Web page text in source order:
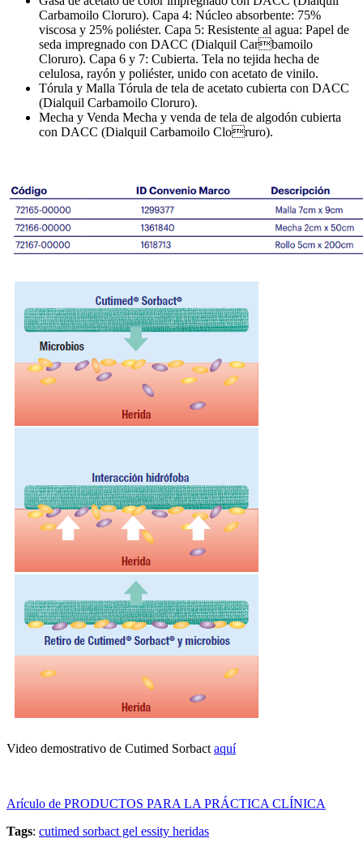
Carbamoilo Cloruro). Capa 4: Núcleo absorbente: 75%
viscosa y 25% poliéster. Capa 5: Resistente al agua: Papel de
seda impregnado con DACC (Dialquil Carbamoilo
Cloruro). Capa 6 y 7: Cubierta. Tela no tejida hecha de
celulosa, rayón y poliéster, unido con acetato de vinilo.
Tórula y Malla Tórula de tela de acetato cubierta con DACC
(Dialquil Carbamoilo Cloruro).
Mecha y Venda Mecha y venda de tela de algodón cubierta
con DACC (Dialquil Carbamoilo Cloruro).
Video demostrativo de Cutimed Sorbact aquí
Arículo de PRODUCTOS PARA LA PRÁCTICA CLÍNICA
Tags: cutimed sorbact gel essity heridas